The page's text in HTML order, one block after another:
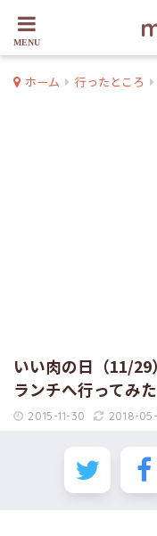
ホーム 行ったところ
いい肉の日（11/
ランチへ行ってみた
2015-11-30 2018-